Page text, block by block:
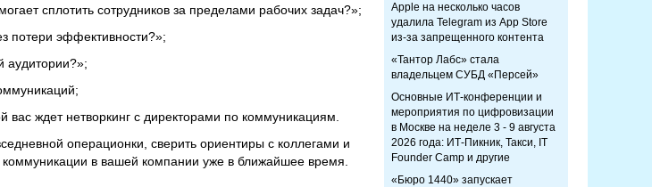
сплотить сотрудников за пределами рабочих задач?»;
потери эффективности?»;
аудитории?»;
ждет нетворкинг с директорами по коммуникациям.
операционки, сверить ориентиры с коллегами и
коммуникации в вашей компании уже в ближайшее время.
Apple на несколько часов
удалила Telegram из App Store
из-за запрещенного контента
«Тантор Лабс» стала
владельцем СУБД «Персей»
Основные ИТ-конференции и
мероприятия по цифровизации
в Москве на неделе 3 - 9 августа
2026 года: ИТ-Пикник, Такси, IT
Founder Camp и другие
«Бюро 1440» запускает